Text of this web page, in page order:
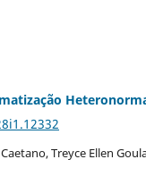
Treyce Ellen